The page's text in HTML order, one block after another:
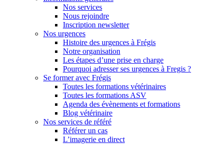
Nos services
Nous rejoindre
Inscription newsletter
Nos urgences
Histoire des urgences à Frégis
Notre organisation
Les étapes d’une prise en charge
Pourquoi adresser ses urgences à Fregis ?
Se former avec Frégis
Toutes les formations vétérinaires
Toutes les formations ASV
Agenda des évènements et formations
Blog vétérinaire
Nos services de référé
Référer un cas
L’imagerie en direct